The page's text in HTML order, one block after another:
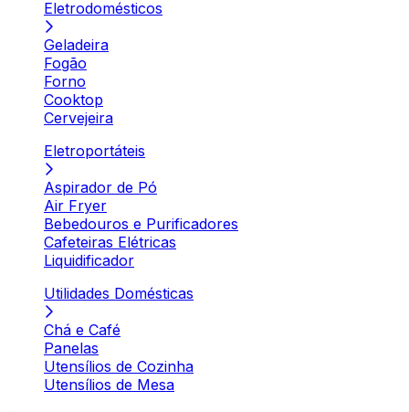
Eletrodomésticos
Geladeira
Fogão
Forno
Cooktop
Cervejeira
Eletroportáteis
Aspirador de Pó
Air Fryer
Bebedouros e Purificadores
Cafeteiras Elétricas
Liquidificador
Utilidades Domésticas
Chá e Café
Panelas
Utensílios de Cozinha
Utensílios de Mesa